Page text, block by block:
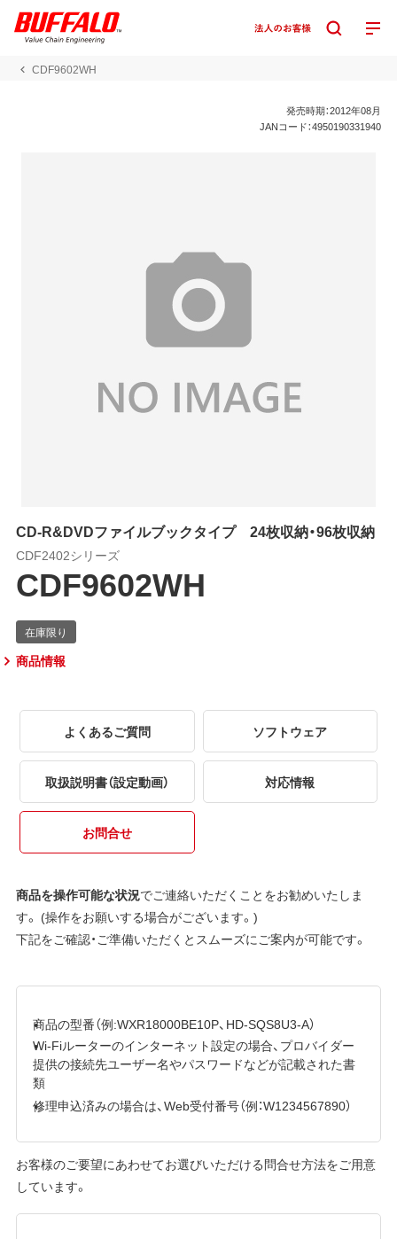
CDF9602WH
発売時期：2012年08月
JANコード：4950190331940
CD-R&DVDファイルブックタイプ 24枚収納・96枚収納
CDF2402シリーズ
CDF9602WH
商品情報
よくあるご質問 ソフトウェア
取扱説明書（設定動画） 対応情報
お問合せ
商品を操作可能な状況でご連絡いただくことをお勧めいたしま
す。 (操作をお願いする場合がございます。)
下記をご確認・ご準備いただくとスムーズにご案内が可能です。
商品の型番（例:WXR18000BE10P、HD-SQS8U3-A）
Wi-Fiルーターのインターネット設定の場合、プロバイダー
提供の接続先ユーザー名やパスワードなどが記載された書
類
修理申込済みの場合は、Web受付番号（例：W1234567890）
お客様のご要望にあわせてお選びいただける問合せ方法をご用意
しています。